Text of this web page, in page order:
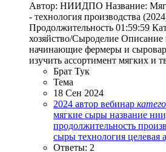
Автор: НИИДПО Название:
- технология производства
Продолжительность 01:59:59
хозяйство/Сыроделие Описание
начинающие фермеры и
изучить ассортимент мягких и
Брат Тук
Тема
18 Сен 2024
2024 автор вебинар
мягкие сыры название
продолжительность
сыры технология целевая
Ответы: 2